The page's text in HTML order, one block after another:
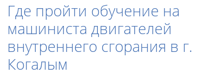
Где пройти обучение на
машиниста двигателей
внутреннего сгорания в г.
Когалым